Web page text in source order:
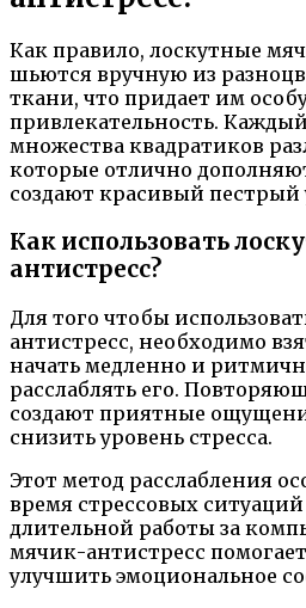
Как правило, лоскутные
шьются вручную из
ткани, что придает им
привлекательность.
множества квадратиков
которые отлично
создают красивый пестрый
Как использовать
антистресс?
Для того чтобы
антистресс, необходимо
начать медленно и
расслаблять его.
создают приятные
снизить уровень стресса.
Этот метод расслабления
время стрессовых
длительной работы за
мячик-антистресс
улучшить эмоциональное